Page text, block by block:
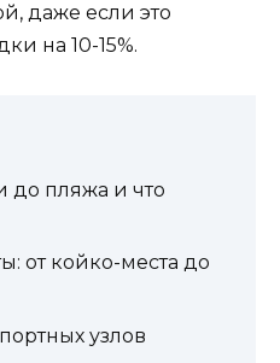
даже если это
на 10-15%.
до пляжа и что
от койко-места до
узлов